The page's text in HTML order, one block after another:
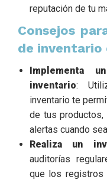
reputación de tu
Consejos
de inventario
Implementa
inventario:
inventario te
de tus
alertas cuando
Realiza un
auditorías
que los registros